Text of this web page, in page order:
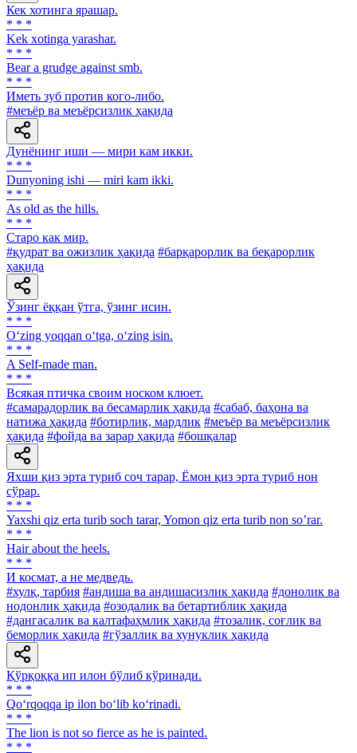
Кек хотинга ярашар.
* * *
Kek xotinga yarashar.
* * *
Bear a grudge against smb.
* * *
Иметь зуб против кого-либо.
#меъёр ва меъёрсизлик ҳақида
Дунёнинг иши — мири кам икки.
* * *
Dunyoning ishi — miri kam ikki.
* * *
As old as the hills.
* * *
Старо как мир.
#қудрат ва ожизлик ҳақида #барқарорлик ва беқарорлик
ҳақида
Ўзинг ёққан ўтга, ўзинг исин.
* * *
O‘zing yoqqan o‘tga, o‘zing isin.
* * *
A Self-made man.
* * *
Всякая птичка своим носком клюет.
#самарадорлик ва бесамарлик ҳақида #сабаб, баҳона ва
натижа ҳақида #ботирлик, мардлик #меъёр ва меъёрсизлик
ҳақида #фойда ва зарар ҳақида #бошқалар
Яхши қиз эрта туриб соч тарар, Ёмон қиз эрта туриб нон
сўрар.
* * *
Yaxshi qiz erta turib soch tarar, Yomon qiz erta turib non soʼrar.
* * *
Hair about the heels.
* * *
И космат, а не медведь.
#хулқ, тарбия #андиша ва андишасизлик ҳақида #донолик ва
нодонлик ҳақида #озодалик ва бетартиблик ҳақида
#дангасалик ва калтафаҳмлик ҳақида #тозалик, соғлик ва
беморлик ҳақида #гўзаллик ва хунуклик ҳақида
Қўрқоққа ип илон бўлиб кўринади.
* * *
Qo‘rqoqqa ip ilon bo‘lib ko‘rinadi.
* * *
The lion is not so fierce as he is painted.
* * *